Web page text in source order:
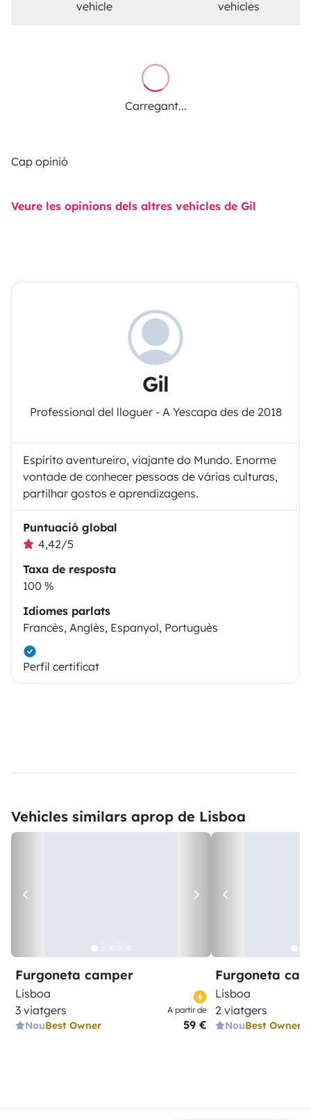
vehicle vehicles
Carregant...
Cap opinió
Veure les opinions dels altres vehicles de Gil
Gil
Professional del lloguer - A Yescapa des de 2018
Espírito aventureiro, viajante do Mundo. Enorme
vontade de conhecer pessoas de várias culturas,
partilhar gostos e aprendizagens.
Puntuació global
4,42/5
Taxa de resposta
100 %
Idiomes parlats
Francès, Anglès, Espanyol, Portuguès
Perfil certificat
Vehicles similars aprop de Lisboa
Furgoneta camper
Lisboa
3 viatgers
NouBest Owner
A partir de
59 €
Furgoneta
Lisboa
2 viatgers
NouBest Owner